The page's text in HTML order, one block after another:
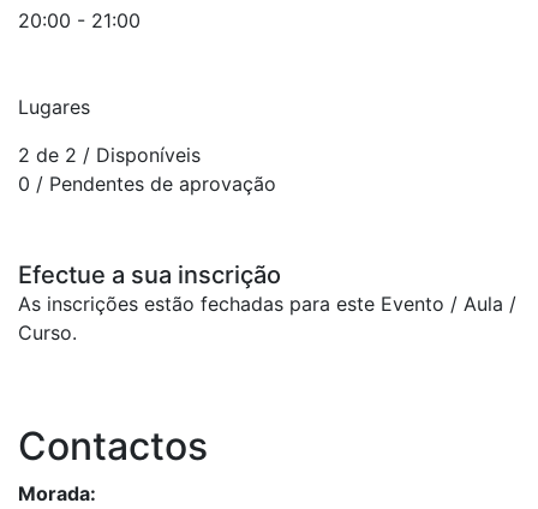
20:00 - 21:00
Lugares
2 de 2 / Disponíveis
0 / Pendentes de aprovação
Efectue a sua inscrição
As inscrições estão fechadas para este Evento / Aula /
Curso.
Contactos
Morada: